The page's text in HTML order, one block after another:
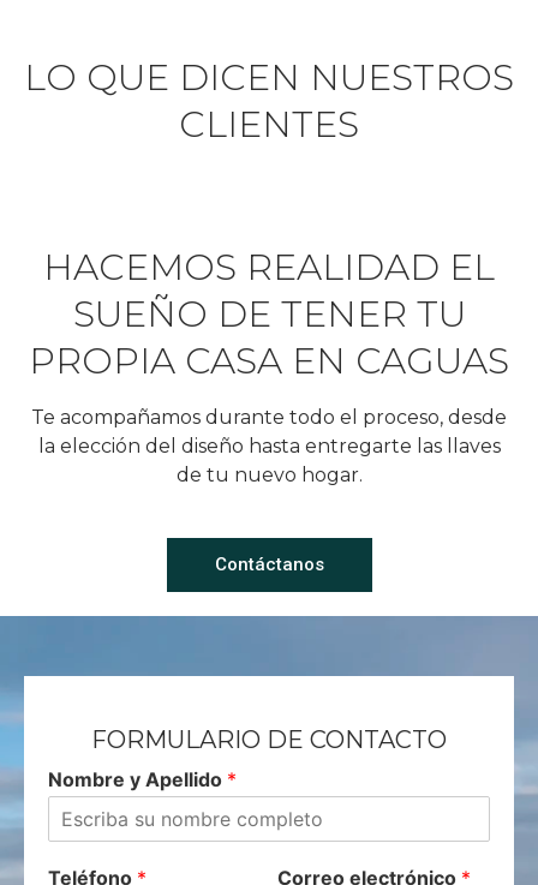
LO QUE DICEN NUESTROS
CLIENTES
HACEMOS REALIDAD EL
SUEÑO DE TENER TU
PROPIA CASA EN CAGUAS
Te acompañamos durante todo el proceso, desde
la elección del diseño hasta entregarte las llaves
de tu nuevo hogar.
Contáctanos
FORMULARIO DE CONTACTO
Nombre y Apellido *
Teléfono * Correo electrónico *